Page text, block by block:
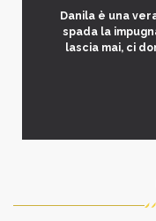
Danila è una
spada la
lascia mai, ci